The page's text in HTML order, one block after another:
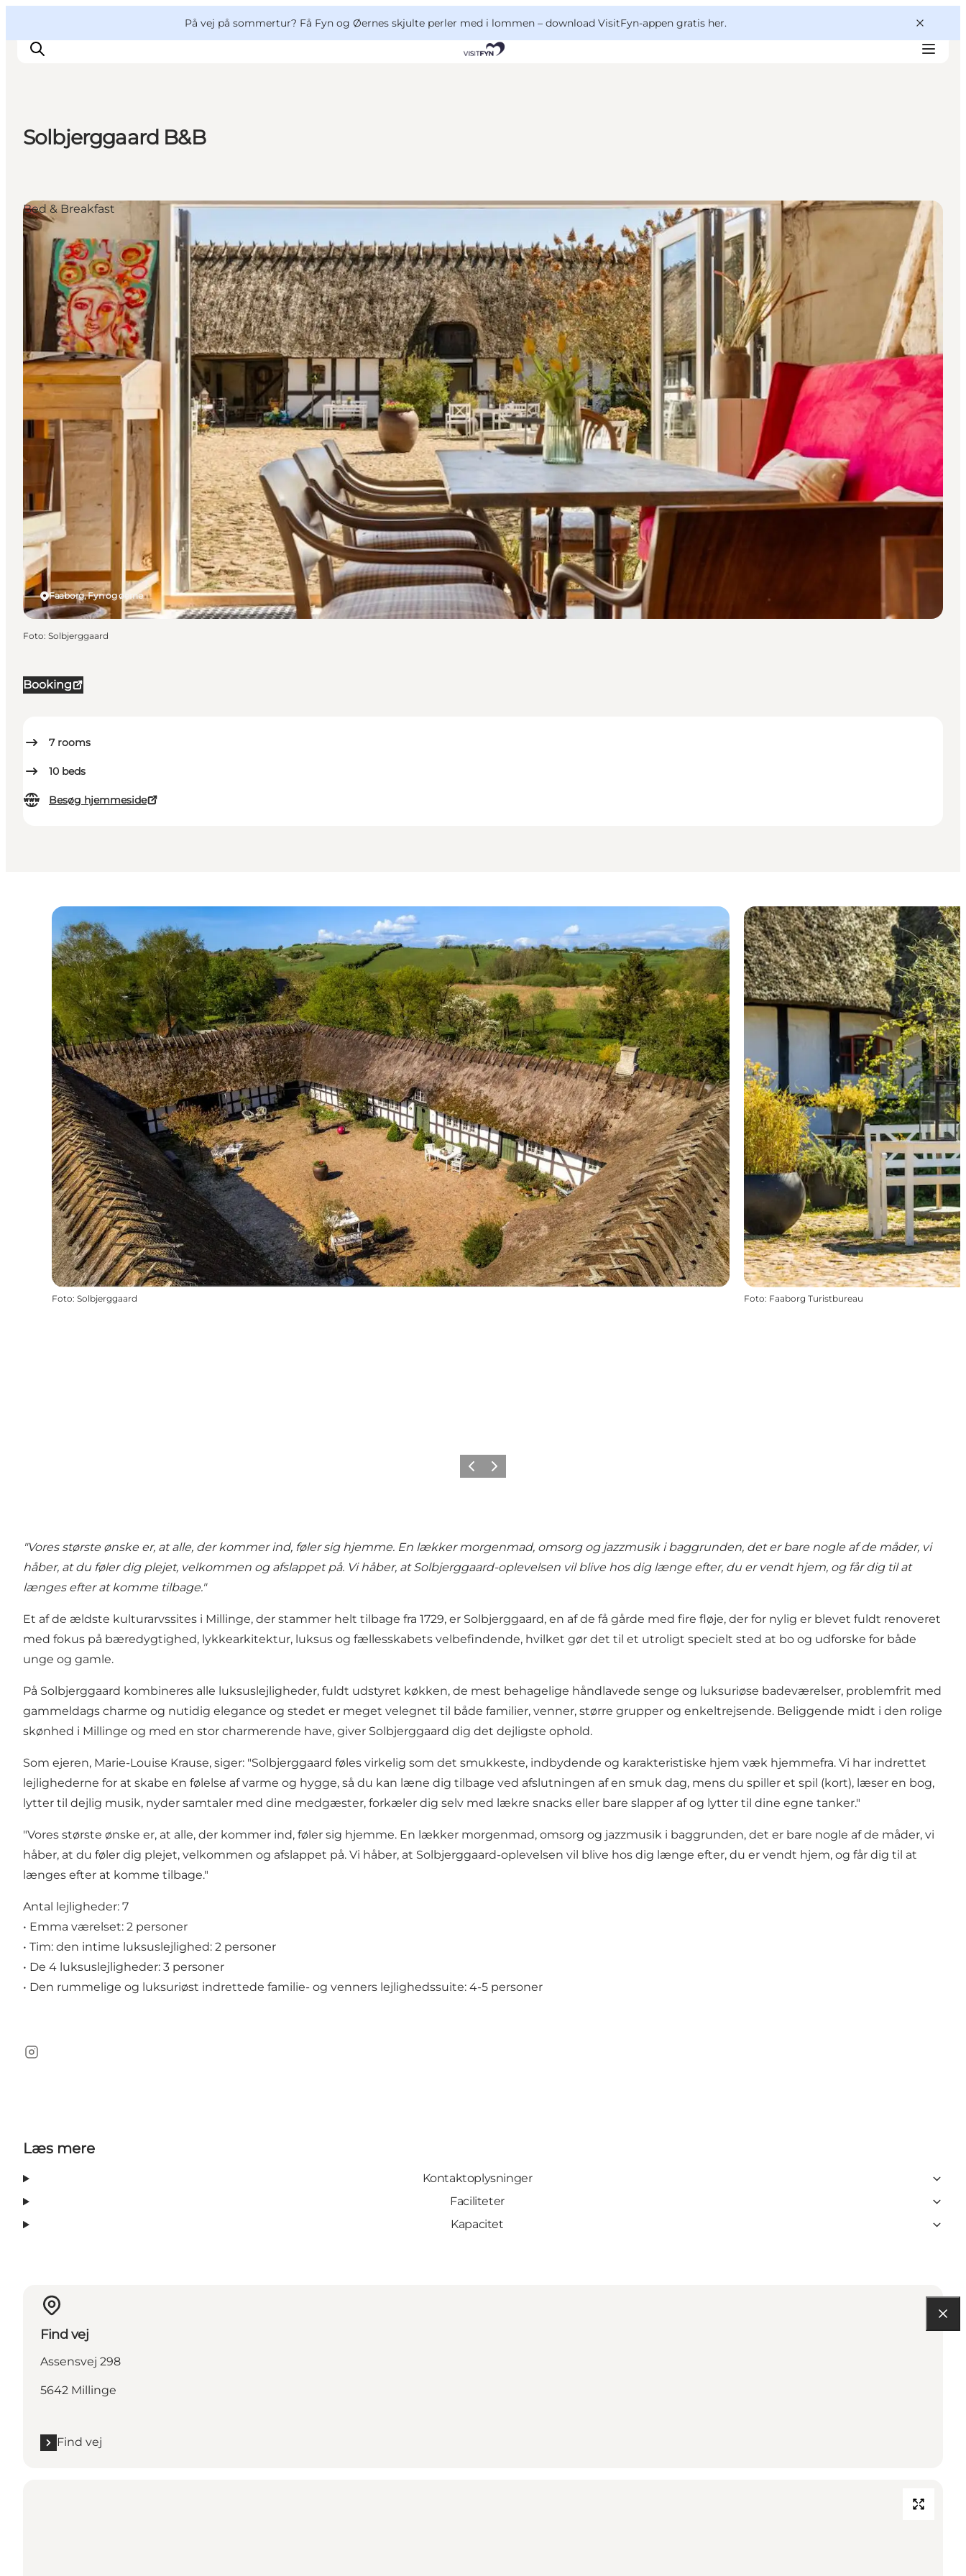
På vej på sommertur? Få Fyn og Øernes skjulte perler med i lommen – download VisitFyn-appen gratis her.
Mad og drikke
Overnatning
Book lokale oplevelser
Solbjerggaard B&B
Booking
7 rooms
10 beds
Besøg hjemmeside
Faaborg, Fyn og øerne
Bed & Breakfast
Foto: Solbjerggaard
Foto: Solbjerggaard Foto: Faaborg Turistbureau
ForrigeNæste
"Vores største ønske er, at alle, der kommer ind, føler sig hjemme. En lækker morgenmad, omsorg og jazzmusik i baggrunden, det er bare nogle af de måder, vi
håber, at du føler dig plejet, velkommen og afslappet på. Vi håber, at Solbjerggaard-oplevelsen vil blive hos dig længe efter, du er vendt hjem, og får dig til at
længes efter at komme tilbage."
Et af de ældste kulturarvssites i Millinge, der stammer helt tilbage fra 1729, er Solbjerggaard, en af de få gårde med fire fløje, der for nylig er blevet fuldt renoveret
med fokus på bæredygtighed, lykkearkitektur, luksus og fællesskabets velbefindende, hvilket gør det til et utroligt specielt sted at bo og udforske for både
unge og gamle.
På Solbjerggaard kombineres alle luksuslejligheder, fuldt udstyret køkken, de mest behagelige håndlavede senge og luksuriøse badeværelser, problemfrit med
gammeldags charme og nutidig elegance og stedet er meget velegnet til både familier, venner, større grupper og enkeltrejsende. Beliggende midt i den rolige
skønhed i Millinge og med en stor charmerende have, giver Solbjerggaard dig det dejligste ophold.
Som ejeren, Marie-Louise Krause, siger: "Solbjerggaard føles virkelig som det smukkeste, indbydende og karakteristiske hjem væk hjemmefra. Vi har indrettet
lejlighederne for at skabe en følelse af varme og hygge, så du kan læne dig tilbage ved afslutningen af en smuk dag, mens du spiller et spil (kort), læser en bog,
lytter til dejlig musik, nyder samtaler med dine medgæster, forkæler dig selv med lækre snacks eller bare slapper af og lytter til dine egne tanker."
"Vores største ønske er, at alle, der kommer ind, føler sig hjemme. En lækker morgenmad, omsorg og jazzmusik i baggrunden, det er bare nogle af de måder, vi
håber, at du føler dig plejet, velkommen og afslappet på. Vi håber, at Solbjerggaard-oplevelsen vil blive hos dig længe efter, du er vendt hjem, og får dig til at
længes efter at komme tilbage."
Antal lejligheder: 7
• Emma værelset: 2 personer
• Tim: den intime luksuslejlighed: 2 personer
• De 4 luksuslejligheder: 3 personer
• Den rummelige og luksuriøst indrettede familie- og venners lejlighedssuite: 4-5 personer
Instagram
Læs mere
Kontaktoplysninger
Faciliteter
Kapacitet
Find vej
Assensvej 298
5642 Millinge
Find vej